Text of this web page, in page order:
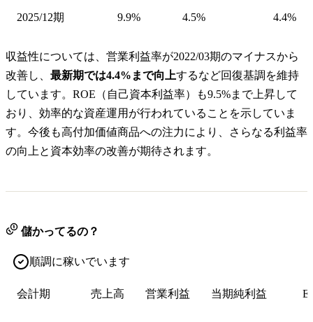
2025/12期 9.9% 4.5% 4.4%
収益性については、営業利益率が2022/03期のマイナスから
改善し、 最新期では4.4%まで向上するなど回復基調を維持
しています。ROE（自己資本利益率）も9.5%まで上昇して
おり、効率的な資産運用が行われていることを示していま
す。今後も高付加価値商品への注力により、さらなる利益率
の向上と資本効率の改善が期待されます。
儲かってるの？
順調に稼いでいます
会計期 売上高 営業利益 当期純利益